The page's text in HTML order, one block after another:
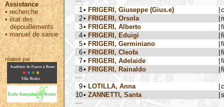
Assistance
• recherche
•état des
dépouillements
•manuel de saisie
réalisé par :
1 • FRIGERI, Giuseppe (Gius.e)
2• FRIGERI, Orsola
3• FRIGERI, Alberto
4• FRIGERI, Eduigi
5• FRIGERI, Germiniano
6• FRIGERI, Cleofa
7• FRIGERI, Adelaide
8• FRIGERI, Rainaldo
9• LOTILLA, Anna
10• ZANNETTI, Santa